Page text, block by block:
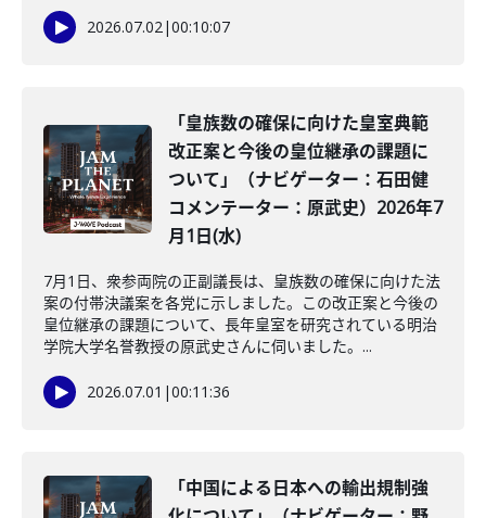
2026.07.02|00:10:07
「皇族数の確保に向けた皇室典範
改正案と今後の皇位継承の課題に
ついて」（ナビゲーター：石田健
コメンテーター：原武史）2026年7
月1日(水)
7月1日、衆参両院の正副議長は、皇族数の確保に向けた法
案の付帯決議案を各党に示しました。この改正案と今後の
皇位継承の課題について、長年皇室を研究されている明治
学院大学名誉教授の原武史さんに伺いました。...
2026.07.01 |00:11:36
「中国による日本への輸出規制強